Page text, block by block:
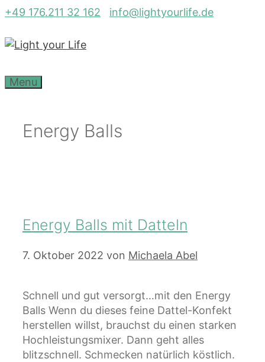
Zum
springen
+49 176.211 32 162 info@lightyourlife.de
Menu
Energy Balls
Energy Balls mit Datteln
7. Oktober 2022 von Michaela Abel
Schnell und gut versorgt…mit den Energy
Balls Wenn du dieses feine Dattel-Konfekt
herstellen willst, brauchst du einen starken
Hochleistungsmixer. Dann geht alles
blitzschnell. Schmecken natürlich köstlich.